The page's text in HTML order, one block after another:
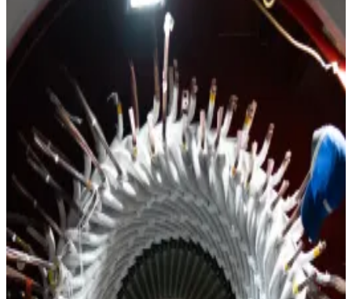
Mantenimiento, rebobinado, pruebas y overhaul
de generadores síncronos, turbogeneradores e
hidrogeneradores — ejecutados por el grupo.
Técnico inspeccionando el estator de un generador
síncrono durante mantenimiento
Rotor de polos salientes de un generador síncrono durante
overhaul
Técnicos rebobinando el estator de un generador
Formado de bobinas de cobre en el rebobinado del rotor de
un generador
Prueba ELCID al núcleo del estator de un generador
Pruebas eléctricas a un generador con equipo de
diagnóstico CPC